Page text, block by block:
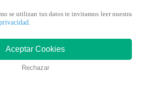
te puede
se utilizan tus datos te invitamos leer nuestra
Aceptar Cookies
Rechazar